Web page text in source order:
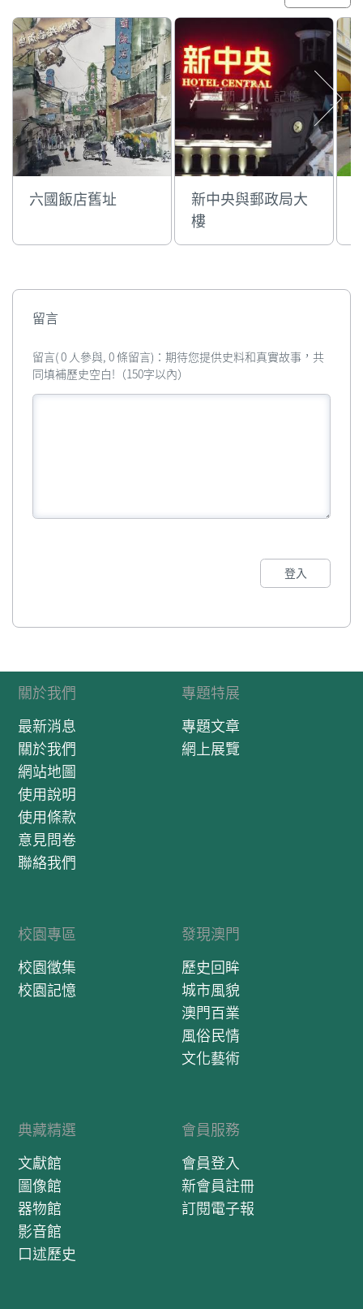
六國飯店舊址
新中央與郵政局大
樓
留言
留言( 0 人參與, 0 條留言)：期待您提供史料和真實故事，共
同填補歷史空白!（150字以內）
登入
關於我們
最新消息
關於我們
網站地圖
使用說明
使用條款
意見問卷
聯絡我們
專題特展
專題文章
網上展覽
校園專區
校園徵集
校園記憶
發現澳門
歷史回眸
城市風貌
澳門百業
風俗民情
文化藝術
典藏精選
文獻館
圖像館
器物館
影音館
口述歷史
會員服務
會員登入
新會員註冊
訂閱電子報